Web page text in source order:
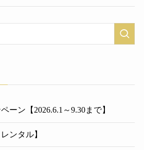
ーン【2026.6.1～9.30まで】
ンタル】